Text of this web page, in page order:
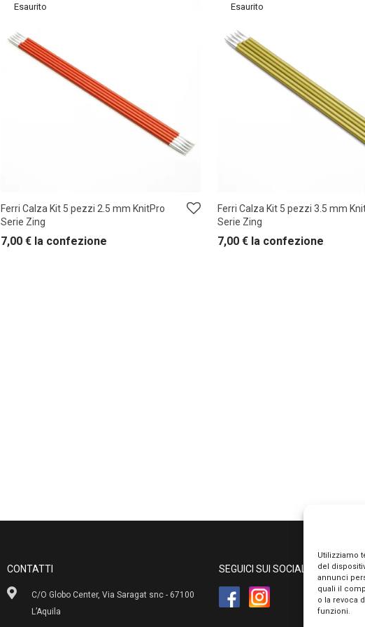
Utilizziamo
del
annunci
quali il
o la revoca
funzioni.
Ferri Calza Kit 5 pezzi 2.5 mm KnitPro
Serie Zing
7,00 € la confezione
Ferri Calza Kit 5 pezzi 3.5 mm
Serie Zing
7,00 € la confezione
CONTATTI
C/O Globo Center, Via Saragat snc - 67100
L’Aquila
SEGUICI SUI SOCIAL